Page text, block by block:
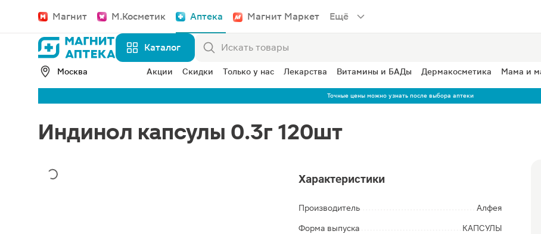
Магнит М.Косметик Аптека Магнит Маркет Ещё
Каталог
Москва Акции Скидки Только у нас Лекарства Витамины и БАДы Дермакосметика Мама и
Точные цены можно узнать после выбора аптеки
Индинол капсулы 0.3г 120шт
Характеристики
Производитель Алфея
Форма выпуска КАПСУЛЫ